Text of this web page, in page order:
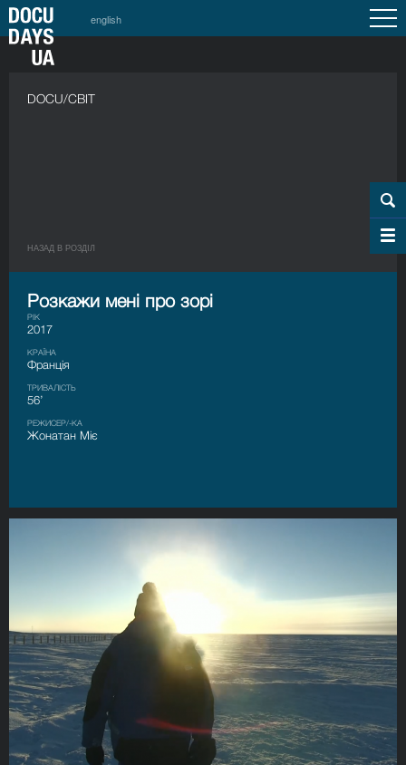
english
DOCU/СВІТ
НАЗАД В РОЗДIЛ
Розкажи мені про зорі
РІК
2017
КРАЇНА
Франція
ТРИВАЛІСТЬ
56’
РЕЖИСЕР/-КА
Жонатан Міє